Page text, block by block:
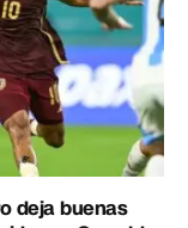
deja buenas